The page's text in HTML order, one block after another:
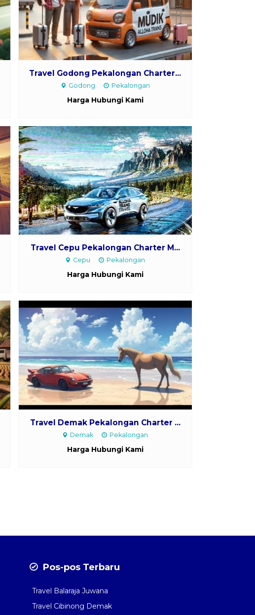
Travel Godong Pekalongan Charter...
Godong Pekalongan
Harga Hubungi Kami
Travel Cepu Pekalongan Charter M...
Cepu Pekalongan
Harga Hubungi Kami
Travel Demak Pekalongan Charter ...
Demak Pekalongan
Harga Hubungi Kami
Pos-pos Terbaru
Travel Balaraja Juwana
Travel Cibinong Demak